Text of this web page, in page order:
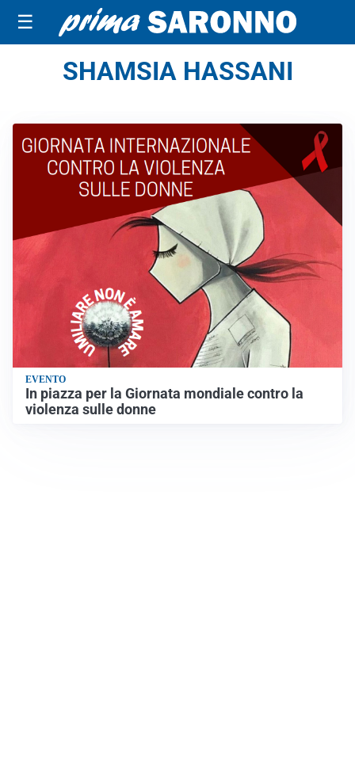
☰
SHAMSIA HASSANI
EVENTO
In piazza per la Giornata mondiale contro la
violenza sulle donne